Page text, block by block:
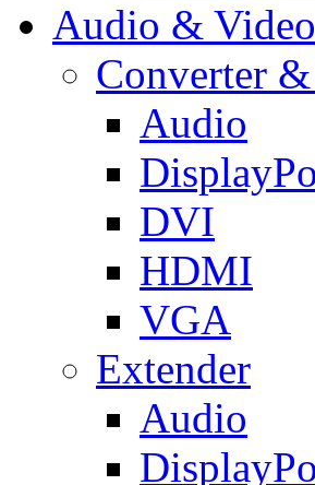
Audio & Video
Converter
Audio
DVI
HDMI
VGA
Extender
Audio